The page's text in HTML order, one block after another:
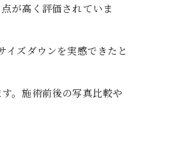
が高く評価されていま
ズダウンを実感できたと
。施術前後の写真比較や